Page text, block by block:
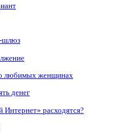
шлюз
любимых женщинах
денег
Интернет» расходятся?